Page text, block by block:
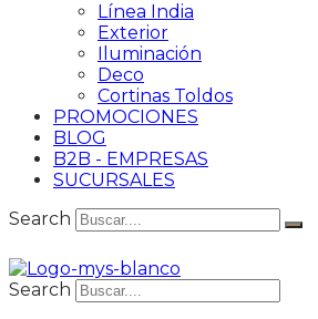
Línea India
Exterior
Iluminación
Deco
Cortinas Toldos
PROMOCIONES
BLOG
B2B - EMPRESAS
SUCURSALES
Search
Search